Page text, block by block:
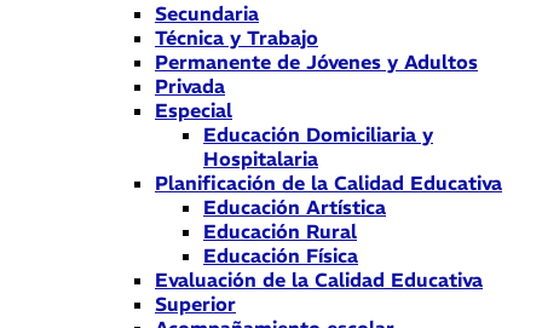
Secundaria
Técnica y Trabajo
Permanente de Jóvenes y Adultos
Privada
Especial
Educación Domiciliaria y
Hospitalaria
Planificación de la Calidad Educativa
Educación Artística
Educación Rural
Educación Física
Evaluación de la Calidad Educativa
Superior